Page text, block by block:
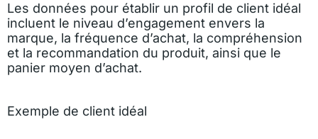
Les données pour établir un profil de client idéal
incluent le niveau d’engagement envers la
marque, la fréquence d’achat, la compréhension
et la recommandation du produit, ainsi que le
panier moyen d’achat.
Exemple de client idéal